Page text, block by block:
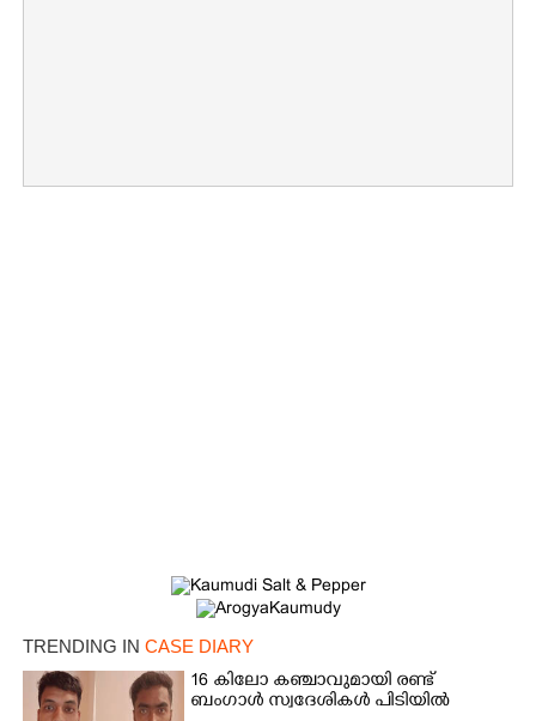
TRENDING IN CASE DIARY
16 കിലോ കഞ്ചാവുമായി രണ്ട്
ബംഗാൾ സ്വദേശികൾ പിടിയിൽ